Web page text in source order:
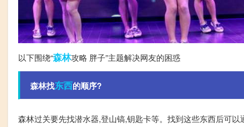
以下围绕“森林攻略 胖子”主题解决网友的困惑
森林找东西的顺序?
森林过关要先找潜水器,登山镐,钥匙卡等。找到这些东西后可以